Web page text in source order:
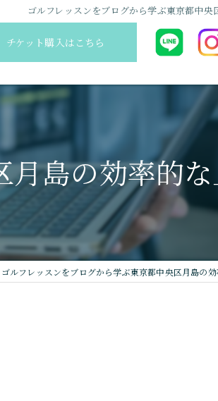
ゴルフレッスンをブログから学ぶ東京都中央
チケット購入はこちら
月島の効率的
ゴルフレッスンをブログから学ぶ東京都中央区月島の